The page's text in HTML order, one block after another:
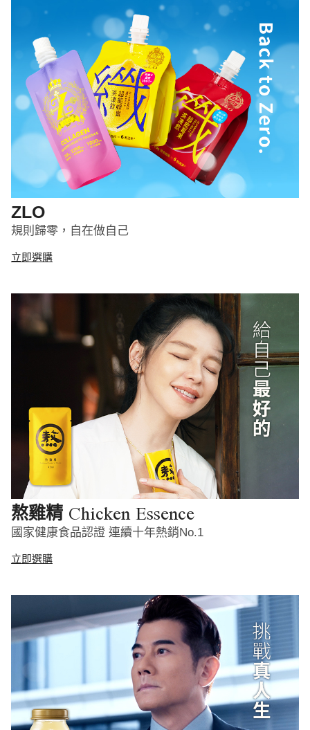
ZLO
規則歸零，自在做自己
立即選購
熬雞精 Chicken Essence
國家健康食品認證 連續十年熱銷No.1
立即選購